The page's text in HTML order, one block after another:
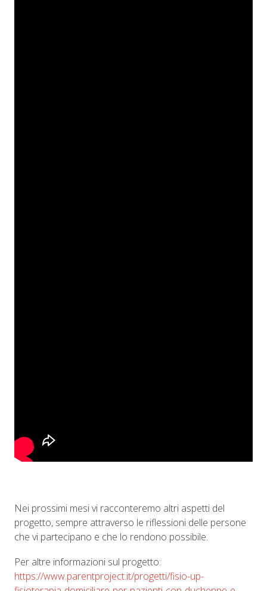
Nei prossimi mesi vi racconteremo altri aspetti del
progetto, sempre attraverso le riflessioni delle persone
che vi partecipano e che lo rendono possibile.
Per altre informazioni sul progetto:
https://www.parentproject.it/progetti/fisio-up-